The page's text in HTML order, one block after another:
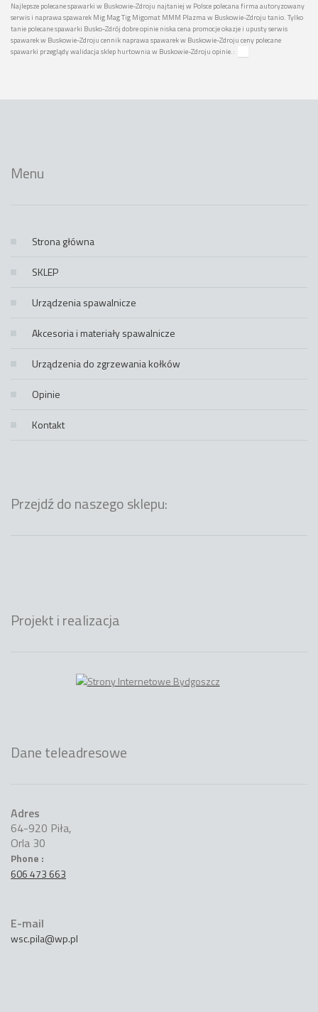
Najlepsze polecane spawarki w Buskowie-Zdroju najtaniej w Polsce polecana firma autoryzowany
serwis i naprawa spawarek Mig Mag Tig Migomat MMM Plazma w Buskowie-Zdroju tanio. Tylko
tanie polecane spawarki Busko-Zdrój dobre opinie niska cena promocje okazje i upusty serwis
spawarek w Buskowie-Zdroju cennik naprawa spawarek w Buskowie-Zdroju ceny polecane
spawarki przeglądy walidacja sklep hurtownia w Buskowie-Zdroju opinie.:
Menu
Strona główna
SKLEP
Urządzenia spawalnicze
Akcesoria i materiały spawalnicze
Urządzenia do zgrzewania kołków
Opinie
Kontakt
Przejdź do naszego sklepu:
Projekt i realizacja
Dane teleadresowe
Adres
64-920 Piła,
Orla 30
Phone :
606 473 663
E-mail
wsc.pila@wp.pl